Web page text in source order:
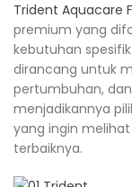
Trident Aquacare
premium yang
kebutuhan
dirancang untuk
pertumbuhan,
menjadikannya
yang ingin
terbaiknya.